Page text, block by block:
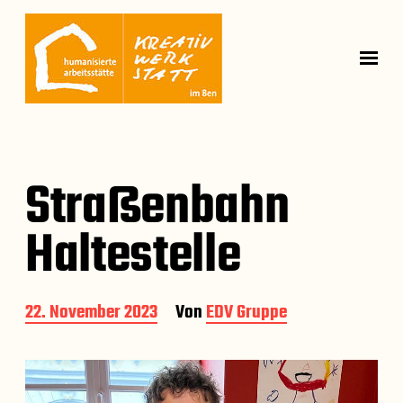
Straßenbahn
Haltestelle
B
e
t
r
22. November 2023 VonEDV Gruppe